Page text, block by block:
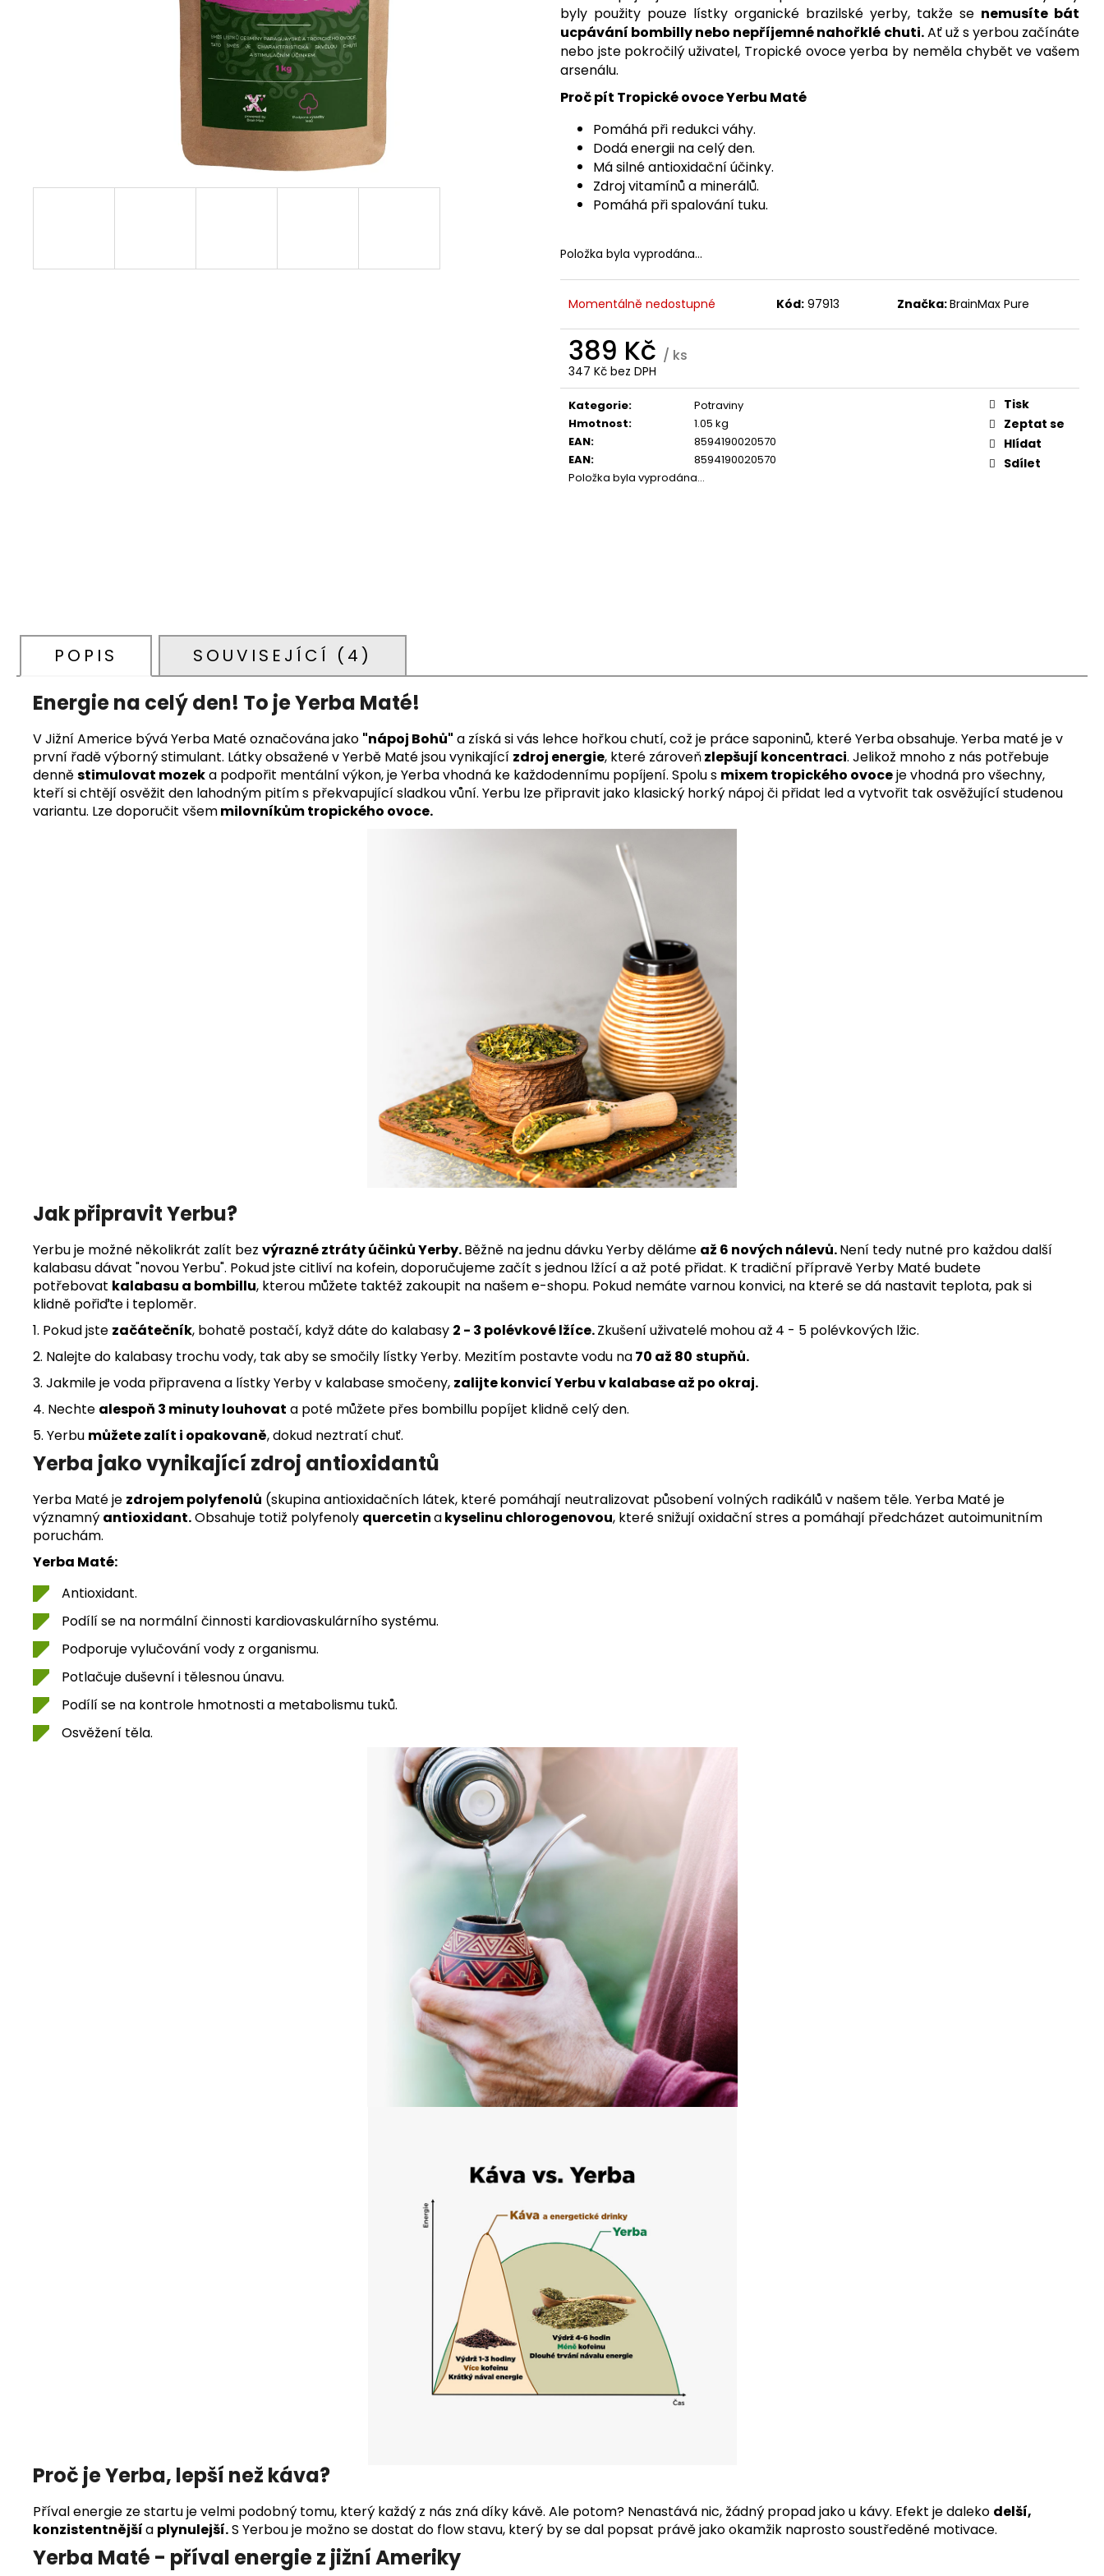
byly použity pouze lístky organické brazilské yerby, takže se nemusíte bát
ucpávání bombilly nebo nepříjemné nahořklé chuti.Ať už s yerbou začínáte
nebo jste pokročilý uživatel, Tropické ovoce yerba by neměla chybět ve vašem
arsenálu.
Proč pít Tropické ovoce Yerbu Maté
Pomáhá při redukci váhy.
Dodá energii na celý den.
Má silné antioxidační účinky.
Zdroj vitamínů a minerálů.
Pomáhá při spalování tuku.
Položka byla vyprodána…
Momentálně nedostupné Kód: 97913 Značka:BrainMax Pure
389 Kč / ks
347 Kč bez DPH
Měrná
cena:
Kategorie:
Potraviny
Hmotnost:
1.05 kg
EAN:
8594190020570
EAN:
8594190020570
Položka byla vyprodána…
Tisk
Zeptat se
Hlídat
Sdílet
POPIS SOUVISEJÍCÍ (4)
Energie na celý den! To je Yerba Maté!
V Jižní Americe bývá Yerba Maté označována jako "nápoj Bohů" a získá si vás lehce hořkou chutí, což je práce saponinů, které Yerba obsahuje. Yerba maté je v
první řadě výborný stimulant. Látky obsažené v Yerbě Maté jsou vynikající zdroj energie, které zároveňzlepšují koncentraci. Jelikož mnoho z nás potřebuje
denněstimulovat mozeka podpořit mentální výkon, je Yerba vhodná ke každodennímu popíjení. Spolu s mixem tropického ovoceje vhodná pro všechny,
kteří si chtějí osvěžit den lahodným pitím s překvapující sladkou vůní. Yerbu lze připravit jako klasický horký nápoj či přidat led a vytvořit tak osvěžující studenou
variantu. Lze doporučit všemmilovníkům tropického ovoce.
Jak připravitYerbu?
Yerbu je možné několikrát zalít bez výrazné ztráty účinků Yerby.Běžně na jednu dávku Yerby děláme až 6 nových nálevů.Není tedy nutné pro každou další
kalabasu dávat "novou Yerbu". Pokud jste citliví na kofein, doporučujeme začít s jednou lžící a až poté přidat. K tradiční přípravě Yerby Maté budete
potřebovat kalabasu a bombillu, kterou můžete taktéž zakoupit na našem e-shopu. Pokud nemáte varnou konvici, na které se dá nastavit teplota, pak si
klidně pořiďte i teploměr.
1. Pokud jste začátečník, bohatě postačí, když dáte do kalabasy 2 - 3 polévkové lžíce.Zkušení uživatelémohou až 4 - 5 polévkových lžic.
2. Nalejte do kalabasy trochu vody, tak aby se smočily lístky Yerby. Mezitím postavte vodu na70 až 80 stupňů.
3. Jakmile je voda připravena a lístky Yerby v kalabase smočeny, zalijte konvicí Yerbu v kalabase až po okraj.
4. Nechte alespoň 3 minuty louhovat a poté můžete přes bombillu popíjet klidně celý den.
5. Yerbu můžete zalít i opakovaně, dokud neztratí chuť.
Yerba jako vynikající zdroj antioxidantů
Yerba Maté je zdrojem polyfenolů (skupina antioxidačních látek, které pomáhají neutralizovat působení volných radikálů v našem těle. Yerba Maté je
významný antioxidant.Obsahuje totiž polyfenoly quercetinakyselinu chlorogenovou, které snižují oxidační stres a pomáhají předcházet autoimunitním
poruchám.
Yerba Maté:
Antioxidant.
Podílí se na normální činnosti kardiovaskulárního systému.
Podporuje vylučování vody z organismu.
Potlačuje duševní i tělesnou únavu.
Podílí se na kontrole hmotnosti a metabolismu tuků.
Osvěžení těla.
Proč je Yerba, lepší než káva?
Příval energie ze startu je velmi podobný tomu, který každý z nás zná díky kávě. Ale potom? Nenastává nic, žádný propad jako u kávy. Efekt je daleko delší,
konzistentnějšía plynulejší.S Yerbou je možno se dostat do flow stavu, který by se dal popsat právě jako okamžik naprosto soustředěné motivace.
Yerba Maté - příval energie z jižní Ameriky
999 Kč
Původně:
KAPSLÍVYSOKÁ DÁVKA D3 A
PATENTOVANÁ FORMA K2 JAKO MK-7
K2VITAL®DELTA, 100 DÁVEK
699 Kč